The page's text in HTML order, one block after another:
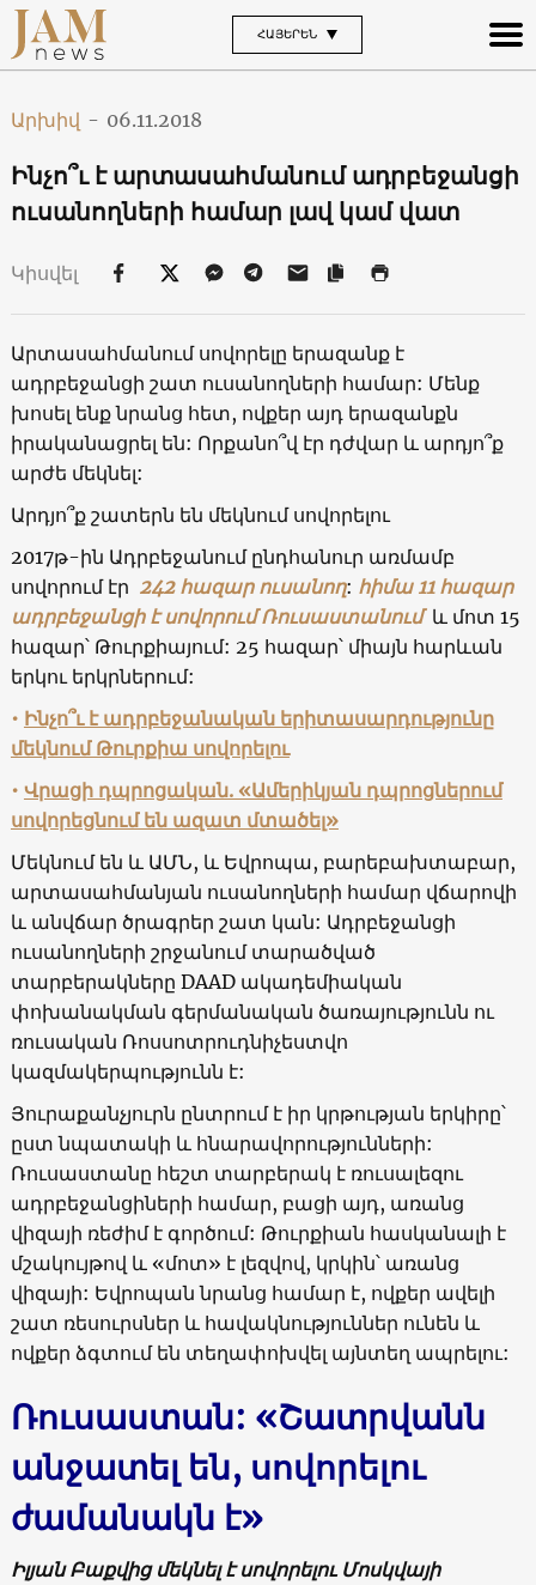
ՀԱՅԵՐԵՆ
Արխիվ - 06.11.2018
Ինչո՞ւ է արտասահմանում ադրբեջանցի
ուսանողների համար լավ կամ վատ
Կիսվել
Արտասահմանում սովորելը երազանք է
ադրբեջանցի շատ ուսանողների համար: Մենք
խոսել ենք նրանց հետ, ովքեր այդ երազանքն
իրականացրել են: Որքանո՞վ էր դժվար և արդյո՞ք
արժե մեկնել:
Արդյո՞ք շատերն են մեկնում սովորելու
2017թ-ին Ադրբեջանում ընդհանուր առմամբ
սովորում էր 242 հազար ուսանող: հիմա 11 հազար
ադրբեջանցի է սովորում Ռուսաստանումև մոտ 15
հազար՝ Թուրքիայում: 25 հազար՝ միայն հարևան
երկու երկրներում:
• Ինչո՞ւ է ադրբեջանական երիտասարդությունը
մեկնում Թուրքիա սովորելու
• Վրացի դպրոցական. «Ամերիկյան դպրոցներում
սովորեցնում են ազատ մտածել»
Մեկնում են և ԱՄՆ, և Եվրոպա, բարեբախտաբար,
արտասահմանյան ուսանողների համար վճարովի
և անվճար ծրագրեր շատ կան: Ադրբեջանցի
ուսանողների շրջանում տարածված
տարբերակները DAAD ակադեմիական
փոխանակման գերմանական ծառայությունն ու
ռուսական Ռոսսոտրուդնիչեստվո
կազմակերպությունն է:
Յուրաքանչյուրն ընտրում է իր կրթության երկիրը՝
ըստ նպատակի և հնարավորությունների:
Ռուսաստանը հեշտ տարբերակ է ռուսալեզու
ադրբեջանցիների համար, բացի այդ, առանց
վիզայի ռեժիմ է գործում: Թուրքիան հասկանալի է
մշակույթով և «մոտ» է լեզվով, կրկին՝ առանց
վիզայի: Եվրոպան նրանց համար է, ովքեր ավելի
շատ ռեսուրսներ և հավակնություններ ունեն և
ովքեր ձգտում են տեղափոխվել այնտեղ ապրելու:
Ռուսաստան: «Շատրվանն
անջատել են, սովորելու
ժամանակն է»
Իլյան Բաքվից մեկնել է սովորելու Մոսկվայի